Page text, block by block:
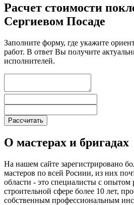
Расчет стоимости
Сергиевом Посаде
Заполните форму, где укажите
работ. В ответ Вы получите
исполнителей.
О мастерах и бригадах
На нашем сайте зарегистрировано
мастеров по всей Росиии, из них
области - это специалисты с
строительной сфере более 10 лет,
собственным профессиональным